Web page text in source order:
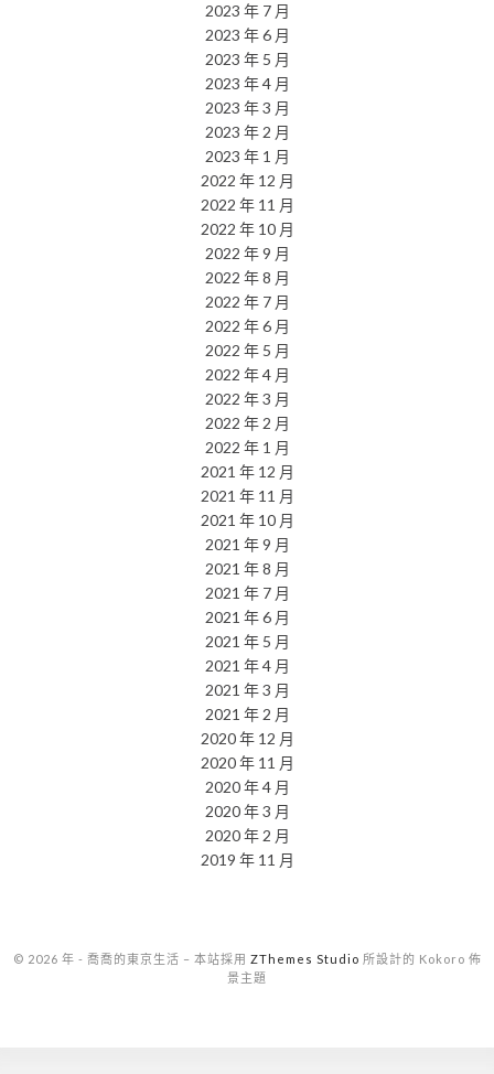
2023 年 7 月
2023 年 6 月
2023 年 5 月
2023 年 4 月
2023 年 3 月
2023 年 2 月
2023 年 1 月
2022 年 12 月
2022 年 11 月
2022 年 10 月
2022 年 9 月
2022 年 8 月
2022 年 7 月
2022 年 6 月
2022 年 5 月
2022 年 4 月
2022 年 3 月
2022 年 2 月
2022 年 1 月
2021 年 12 月
2021 年 11 月
2021 年 10 月
2021 年 9 月
2021 年 8 月
2021 年 7 月
2021 年 6 月
2021 年 5 月
2021 年 4 月
2021 年 3 月
2021 年 2 月
2020 年 12 月
2020 年 11 月
2020 年 4 月
2020 年 3 月
2020 年 2 月
2019 年 11 月
© 2026 年 - 喬喬的東京生活 – 本站採用 ZThemes Studio 所設計的 Kokoro 佈
景主題